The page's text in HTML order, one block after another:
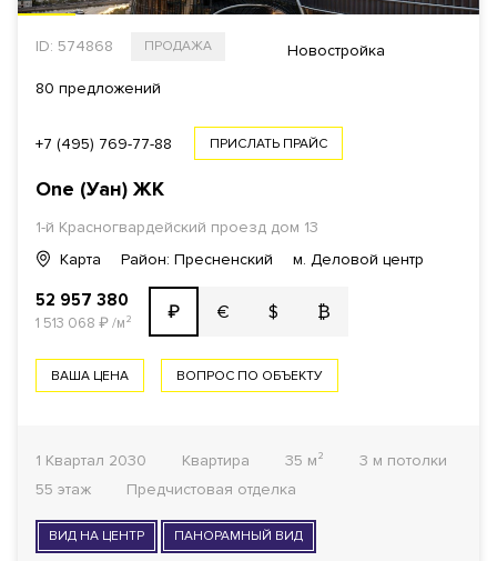
ID: 574868 ПРОДАЖА Новостройка
80 предложений
+7 (495) 769-77-88 ПРИСЛАТЬ ПРАЙС
One (Уан) ЖК
1-й Красногвардейский проезд дом 13
Карта
Район: Пресненский м. Деловой центр
52 957 380
1 513 068 ₽/м² ₽ € $ ₿
ВАША ЦЕНА ВОПРОС ПО ОБЪЕКТУ
1 Квартал 2030 Квартира 35 м²
3 м потолки
55 этаж
Предчистовая отделка
ВИД НА ЦЕНТР ПАНОРАМНЫЙ ВИД